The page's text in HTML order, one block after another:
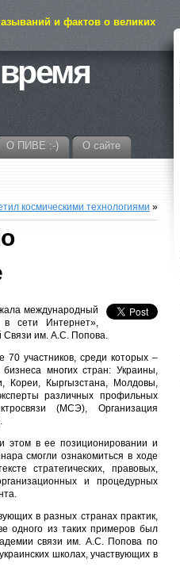
и фактов о великих
О ПИВЕ :-) О сайте
космическими технологиями »
международный
сети Интернет»,
Связи им. А.С. Попова.
участников, среди которых –
бизнеса многих стран: Украины,
Кореи, Кыргызстана, Молдовы,
различных профильных
(МСЭ), Организация
этом в ее позиционировании и
смогли ознакомиться в ходе
стратегических, правовых,
и процедурных
в разных странах практик,
одного из таких примеров был
связи им. А.С. Попова по
школах, участвующих в